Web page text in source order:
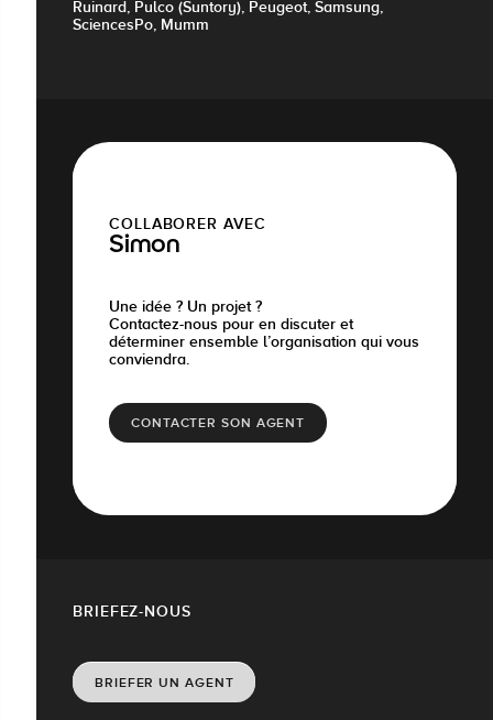
Ruinard, Pulco (Suntory), Peugeot, Samsung,
SciencesPo, Mumm
COLLABORER AVEC
Simon
Une idée ? Un projet ?
Contactez-nous pour en discuter et
déterminer ensemble l’organisation qui vous
conviendra.
CONTACTER SON AGENT
BRIEFEZ-NOUS
BRIEFER UN AGENT